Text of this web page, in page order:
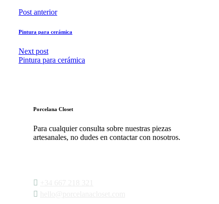
Post anterior
Pintura para cerámica
Next post
Pintura para cerámica
Porcelana Closet
Para cualquier consulta sobre nuestras piezas
artesanales, no dudes en contactar con nosotros.